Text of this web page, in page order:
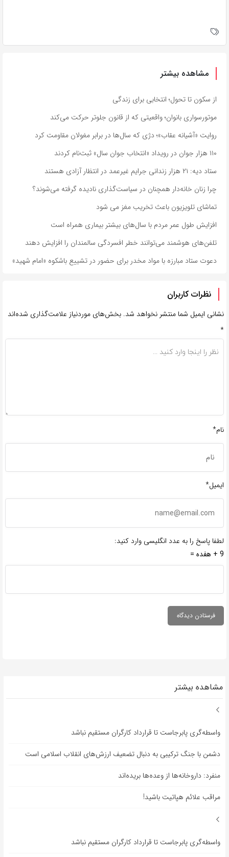
مشاهده بیشتر
از سکون تا تحول؛ انتخابی برای زندگی
موتورسواری بانوان؛ واقعیتی که از قانون جلوتر حرکت می‌کند
روایت «آشیانه عقاب»؛ دژی که سال‌ها در برابر مغولان مقاومت کرد
۱۱۰ هزار جوان در رویداد «انتخاب جوان سال» ثبت‌نام کردند
ستاد دیه: ۲۱ هزار زندانی جرایم غیرعمد در انتظار آزادی هستند
چرا زنان خانه‌دار همچنان در سیاست‌گذاری نادیده گرفته می‌شوند؟
تماشای تلویزیون باعث تخریب مغز می شود
افزایش طول عمر مردم با سال‌های بیشتر بیماری همراه است
تلفن‌های هوشمند می‌توانند خطر افسردگی سالمندان را افزایش دهند
دعوت ستاد مبارزه با مواد مخدر برای حضور در تشییع باشکوه «امام شهید»
نظرات کاربران
نشانی ایمیل شما منتشر نخواهد شد. بخش‌های موردنیاز علامت‌گذاری شده‌اند
*
نام*
ایمیل*
لطفا پاسخ را به عدد انگلیسی وارد کنید:
9 + هفده =
مشاهده بیشتر
واسطه‌گری پابرجاست تا قرارداد کارگران مستقیم نباشد
دشمن با جنگ ترکیبی به دنبال تضعیف ارزش‌های انقلاب اسلامی است
منفرد: داروخانه‌ها از وعده‌ها بریده‌اند
مراقب علائم هپاتیت باشید!
واسطه‌گری پابرجاست تا قرارداد کارگران مستقیم نباشد